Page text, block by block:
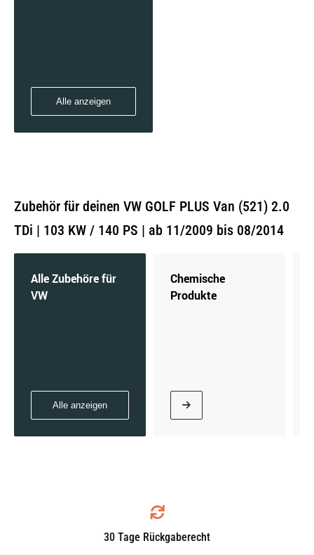
Alle anzeigen
Zubehör für deinen VW GOLF PLUS Van (521) 2.0
TDi | 103 KW / 140 PS | ab 11/2009 bis 08/2014
Alle Zubehöre für
VW
Alle anzeigen
Chemische
Produkte
30 Tage Rückgaberecht